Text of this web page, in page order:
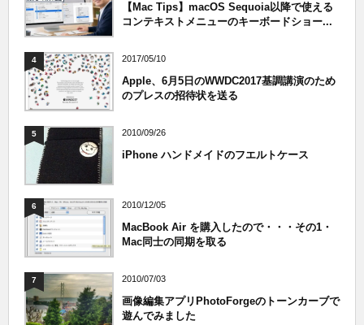
【Mac Tips】macOS Sequoia以降で使える
コンテキストメニューのキーボードショー...
4 2017/05/10
Apple、6月5日のWWDC2017基調講演のため
のプレスの招待状を送る
5 2010/09/26
iPhone ハンドメイドのフエルトケース
6 2010/12/05
MacBook Air を購入したので・・・その1・
Mac同士の同期を取る
7 2010/07/03
画像編集アプリPhotoForgeのトーンカーブで
遊んでみました